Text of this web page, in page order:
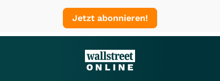
Jetzt abonnieren!